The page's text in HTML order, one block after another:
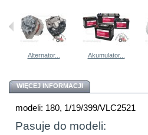
Alternator... Akumulator...
WIĘCEJ INFORMACJI
modeli: 180, 1/19/399/VLC2521
Pasuje do modeli: